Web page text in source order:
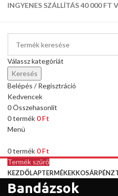
INGYENES SZÁLLÍTÁS 40 000 FT
Válassz kategóriát
Keresés
Belépés / Regisztráció
Kedvencek
0Összehasonlít
0termék 0Ft
Menü
0termék 0Ft
Termék szűrő
KEZDŐLAPTERMÉKEKKOSÁR
Bandázsok